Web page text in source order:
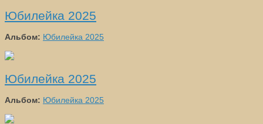
Юбилейка 2025
Альбом: Юбилейка 2025
Юбилейка 2025
Альбом: Юбилейка 2025